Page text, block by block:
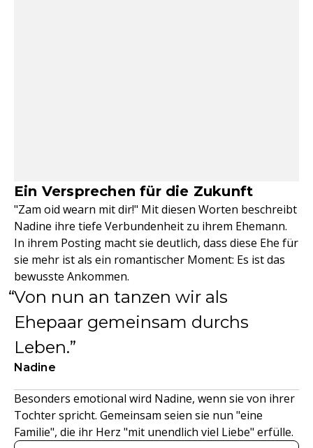
Ein Versprechen für die Zukunft
"Zam oid wearn mit dir!" Mit diesen Worten beschreibt
Nadine ihre tiefe Verbundenheit zu ihrem Ehemann.
In ihrem Posting macht sie deutlich, dass diese Ehe für
sie mehr ist als ein romantischer Moment: Es ist das
bewusste Ankommen.
Von nun an tanzen wir als
Ehepaar gemeinsam durchs
Leben.
Nadine
Besonders emotional wird Nadine, wenn sie von ihrer
Tochter spricht. Gemeinsam seien sie nun "eine
Familie", die ihr Herz "mit unendlich viel Liebe" erfülle.